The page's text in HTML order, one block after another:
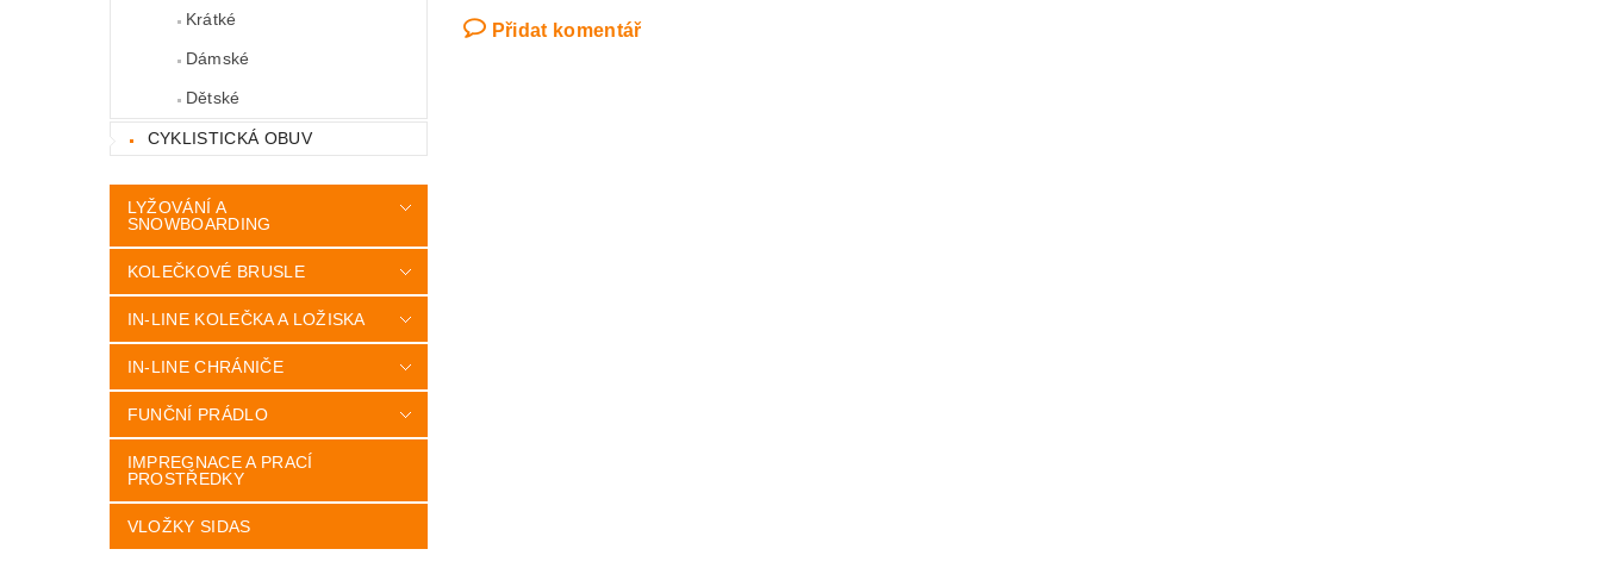
Krátké
Dámské
Dětské
CYKLISTICKÁ OBUV
LYŽOVÁNÍ A
SNOWBOARDING
KOLEČKOVÉ BRUSLE
IN-LINE KOLEČKA A LOŽISKA
IN-LINE CHRÁNIČE
FUNČNÍ PRÁDLO
IMPREGNACE A PRACÍ
PROSTŘEDKY
VLOŽKY SIDAS
Přidat komentář